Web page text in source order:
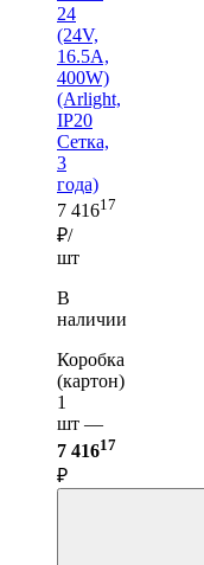
24
(24V,
16.5A,
400W)
(Arlight,
IP20
Сетка,
3
года)
7 41617
₽/
шт
В
наличии
Коробка
(картон)
1
шт —
7 41617
₽